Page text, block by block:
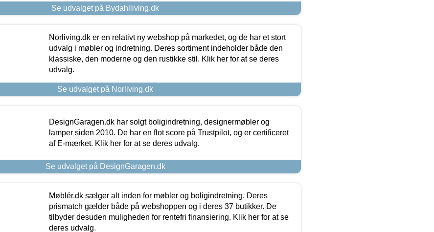
Se udvalget på Bydahlliving.dk
Norliving.dk er en relativt ny webshop på markedet, og de har et stort
udvalg i møbler og indretning. Deres sortiment indeholder både den
klassiske, den moderne og den rustikke stil. Klik her for at se deres
udvalg.
Se udvalget på Norliving.dk
DesignGaragen.dk har solgt boligindretning, designermøbler og
lamper siden 2010. De har en flot score på Trustpilot, og er certificeret
af E-mærket. Klik her for at se deres udvalg.
Se udvalget på DesignGaragen.dk
Møblér.dk sælger alt inden for møbler og boligindretning. Deres
prismatch gælder både på webshoppen og i deres 37 butikker. De
tilbyder desuden muligheden for rentefri finansiering. Klik her for at se
deres udvalg.